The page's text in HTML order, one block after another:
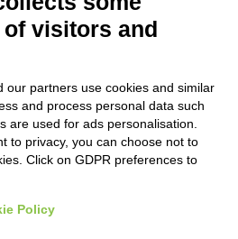
White Label per Agenzie
nicchia specifica nel
a GoHighLevel,
che forniscono
a piccole e medie
visitors and
our partners use cookies and similar
and process personal data such
are used for ads personalisation.
to privacy, you can choose not to
Click on GDPR preferences to
Policy